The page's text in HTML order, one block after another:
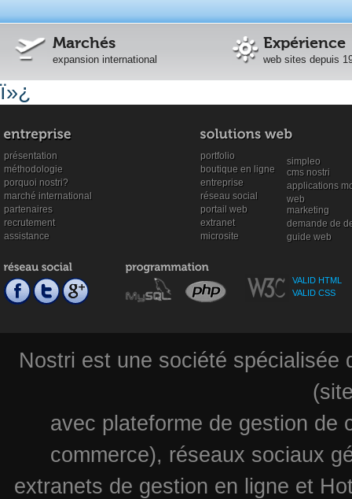
Marchés
expansion international
Expérience
web sites depuis
ï»¿
présentation
méthodologie
porquoi nostri?
marché international
partenaires
recrutement
assistance
portfolio
boutique en ligne
entreprise
réseau social
portail web
extranet
microsite
simpleo
cms nostri
applications
web
marketing
demande de
guide web
VALID HTML
VALID CSS
Nostri est une société spécialisée
avec plateforme de gestion de
commerce), réseaux sociaux
extranets de gestion en ligne et